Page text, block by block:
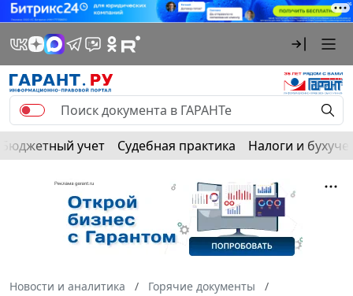
Бюджетный учет Судебная практика Налоги и
Новости и аналитика
Горячие документы